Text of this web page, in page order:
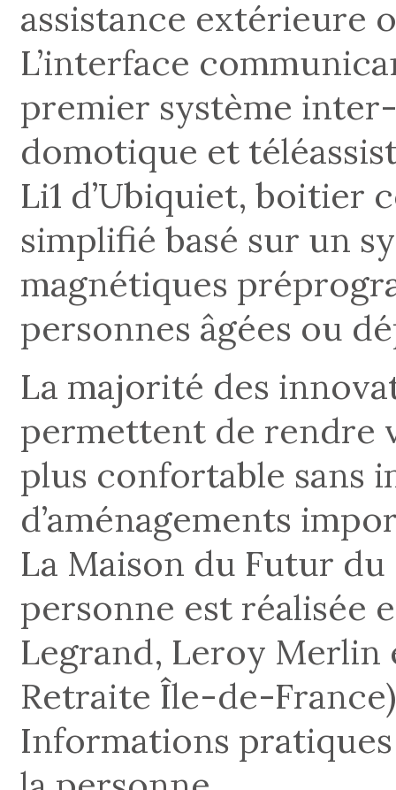
assistance extérieure
L’interface
premier système
domotique et
Li1 d’Ubiquiet, boitier
simplifié basé sur un
magnétiques
personnes âgées ou
La majorité des
permettent de rendre
plus confortable sans
d’aménagements
La Maison du Futur du
personne est réalisée
Legrand, Leroy Merlin
Retraite Île-de-
Informations